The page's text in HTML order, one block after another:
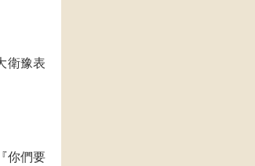
衛豫表
你們要